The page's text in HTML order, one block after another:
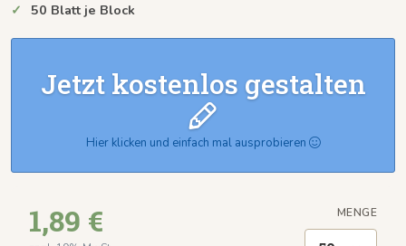
50 Blatt je Block
Hier klicken und einfach mal ausprobieren
1,89 € MENGE